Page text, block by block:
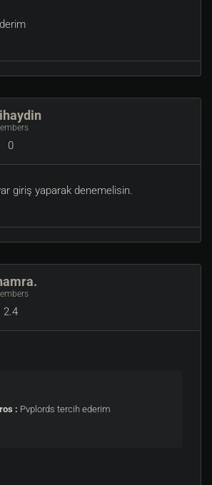
0
giriş yaparak denemelisin.
2.4
: Pvplords tercih ederim